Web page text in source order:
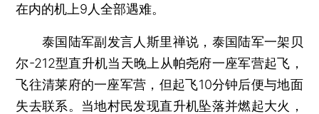
在内的机上9人全部遇难。
泰国陆军副发言人斯里禅说，泰国陆军一架贝
尔-212型直升机当天晚上从帕尧府一座军营起飞，
飞往清莱府的一座军营，但起飞10分钟后便与地面
失去联系。当地村民发现直升机坠落并燃起大火，